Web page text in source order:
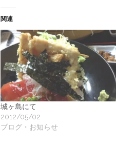
関連
城ヶ島にて
2012/05/02
ブログ・お知らせ